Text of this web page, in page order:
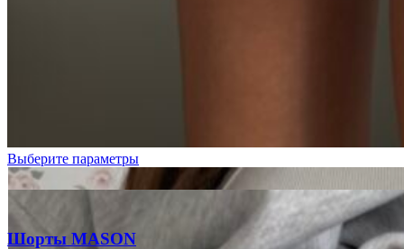
Выберите параметры
Шорты MASON